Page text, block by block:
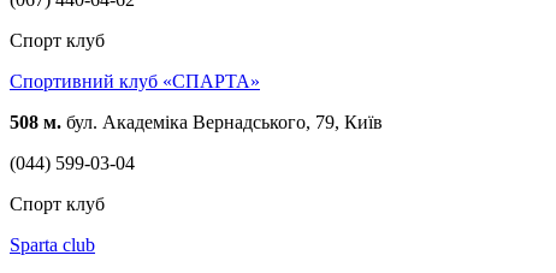
Спорт клуб
Спортивний клуб «СПАРТА»
508 м. бул. Академіка Вернадського, 79, Київ
(044) 599-03-04
Спорт клуб
Sparta club